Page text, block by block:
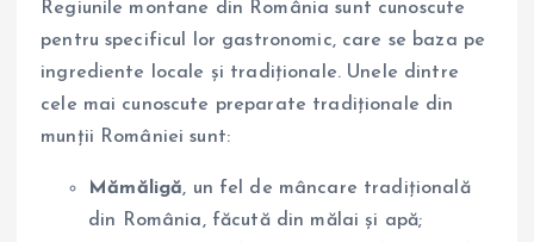
Regiunile montane din România sunt cunoscute
pentru specificul lor gastronomic, care se baza pe
ingrediente locale și tradiționale. Unele dintre
cele mai cunoscute preparate tradiționale din
munții României sunt:
Mămăligă, un fel de mâncare tradițională
din România, făcută din mălai și apă;